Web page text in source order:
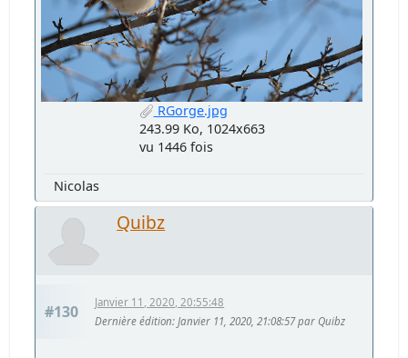
RGorge.jpg
243.99 Ko, 1024x663
vu 1446 fois
Nicolas
Quibz
#130
Janvier 11, 2020, 20:55:48
Dernière édition: Janvier 11, 2020, 21:08:57 par Quibz